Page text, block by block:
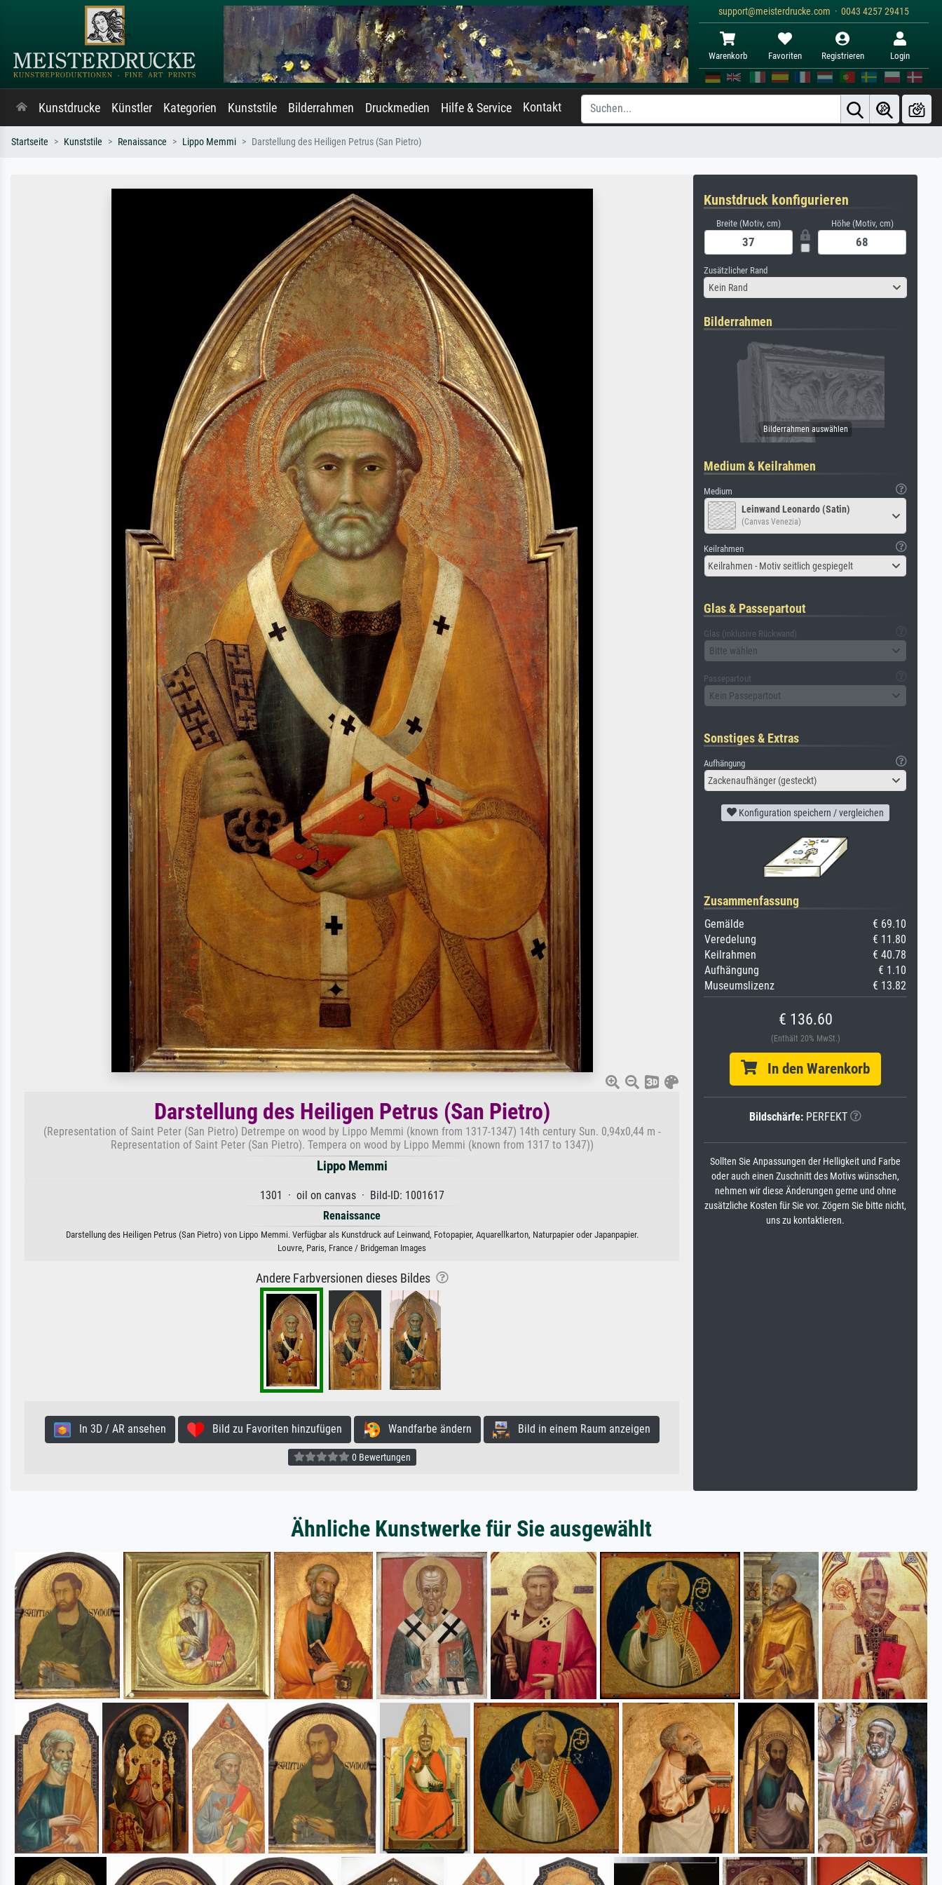
support@meisterdrucke.com · 0043 4257 29415
Warenkorb Favoriten Registrieren Login
Kunstdrucke Künstler Kategorien Kunststile Bilderrahmen Druckmedien Hilfe & Service Kontakt
Startseite Kunststile Renaissance Lippo Memmi Darstellung des Heiligen Petrus (San Pietro)
Darstellung des Heiligen Petrus (San Pietro)
(Representation of Saint Peter (San Pietro) Detrempe on wood by Lippo Memmi (known from 1317-1347) 14th century Sun. 0,94x0,44 m -
Representation of Saint Peter (San Pietro). Tempera on wood by Lippo Memmi (known from 1317 to 1347))
Lippo Memmi
1301 · oil on canvas · Bild-ID: 1001617
Renaissance
Darstellung des Heiligen Petrus (San Pietro) von Lippo Memmi. Verfügbar als Kunstdruck auf Leinwand, Fotopapier, Aquarellkarton, Naturpapier oder Japanpapier.
Louvre, Paris, France / Bridgeman Images
Andere Farbversionen dieses Bildes
In 3D / AR ansehen Bild zu Favoriten hinzufügen Wandfarbe ändern Bild in einem Raum anzeigen
0 Bewertungen
Kunstdruck konfigurieren
Breite (Motiv, cm) Höhe (Motiv, cm)
Zusätzlicher Rand
Kein Rand
Bilderrahmen
Medium & Keilrahmen
Medium
Leinwand Leonardo (Satin)
(Canvas Venezia)
Keilrahmen
Keilrahmen - Motiv seitlich gespiegelt
Glas & Passepartout
Glas (inklusive Rückwand)
Bitte wählen
Passepartout
Kein Passepartout
Sonstiges & Extras
Aufhängung
Zackenaufhänger (gesteckt)
Konfiguration speichern / vergleichen
Zusammenfassung
Gemälde
€ 69.10
Veredelung
€ 11.80
Keilrahmen
€ 40.78
Aufhängung
€ 1.10
Museumslizenz
€ 13.82
€ 136.60
(Enthält 20% MwSt.)
In den Warenkorb
Bildschärfe: PERFEKT
Sollten Sie Anpassungen der Helligkeit und Farbe
oder auch einen Zuschnitt des Motivs wünschen,
nehmen wir diese Änderungen gerne und ohne
zusätzliche Kosten für Sie vor. Zögern Sie bitte nicht,
uns zu kontaktieren.
Ähnliche Kunstwerke für Sie ausgewählt